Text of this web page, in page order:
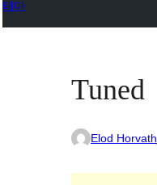
가
테마
Tuned
Elod Horvath